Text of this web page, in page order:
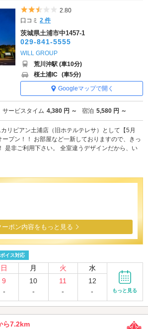
5つ星のうち2.5
2.80
口コミ2 件
茨城県土浦市中1457-1
029-841-5555
WILL GROUP
荒川沖駅 (車10分)
桜土浦IC (車5分)
Googleマップで開く
サービスタイム 4,380 円 ～ 宿泊 5,580 円 ～
カリビアン土浦店（旧ホテルテレサ）として【5月
プン！！ お部屋など一新しておりますので、きっ
是非ご利用下さい。 全室違うデザインだから、い
ーポン内容をもっと見る
イス対応
日 月 火 水
9
-
10
-
11
-
12
-
もっと見る
ら7.2km